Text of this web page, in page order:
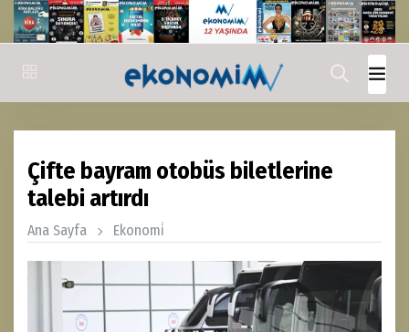
Çifte bayram otobüs biletlerine
talebi artırdı
Ana Sayfa Ekonomi̇